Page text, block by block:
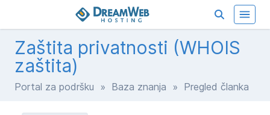
Zaštita privatnosti (WHOIS
zaštita)
Portal za podršku » Baza znanja » Pregled članka